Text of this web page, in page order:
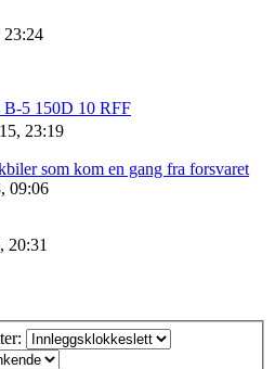
23:24
5 150D 10 RFF
23:19
som kom en gang fra forsvaret
09:06
20:31